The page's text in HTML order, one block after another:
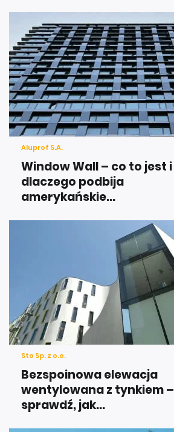
Aluprof S.A.
Window Wall – co to jest i
dlaczego podbija
amerykańskie...
Sto Sp. z o.o.
Bezspoinowa elewacja
wentylowana z tynkiem –
sprawdź, jak...